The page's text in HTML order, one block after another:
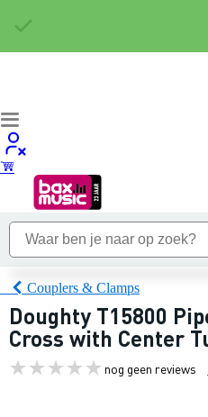
Couplers & Clamps
Doughty T15800
Cross with Center
nog geen reviews